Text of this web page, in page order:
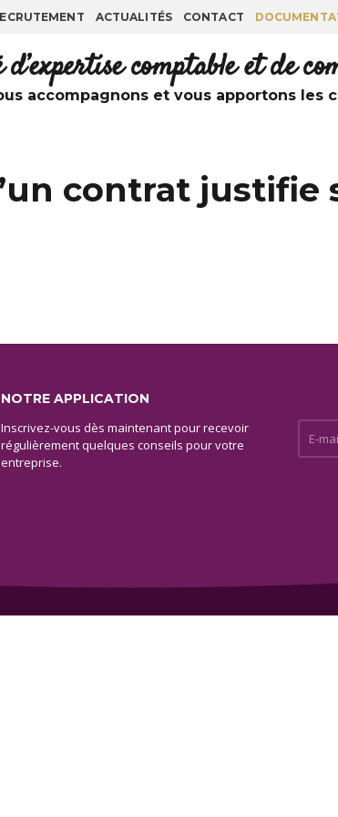
ACTUALITÉS CONTACT
d’expertise comptable et de
accompagnons et vous apportons les
contrat justifie
NOTRE APPLICATION
Inscrivez-vous dès maintenant pour recevoir
régulièrement quelques conseils pour votre
entreprise.